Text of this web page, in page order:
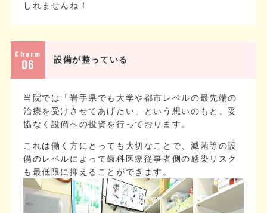
しれませんね！
Charm
06 設備が整っている
当院では「岩手県でも大学や都市レベルの最先端の
治療を受けさせてあげたい」という想いのもと、妥
協なく設備への投資を行っております。
これは働く方にとっても大切なことで、滅菌等の設
備のレベルによって歯科医療従事者側の感染リスク
も最低限に抑えることができます。